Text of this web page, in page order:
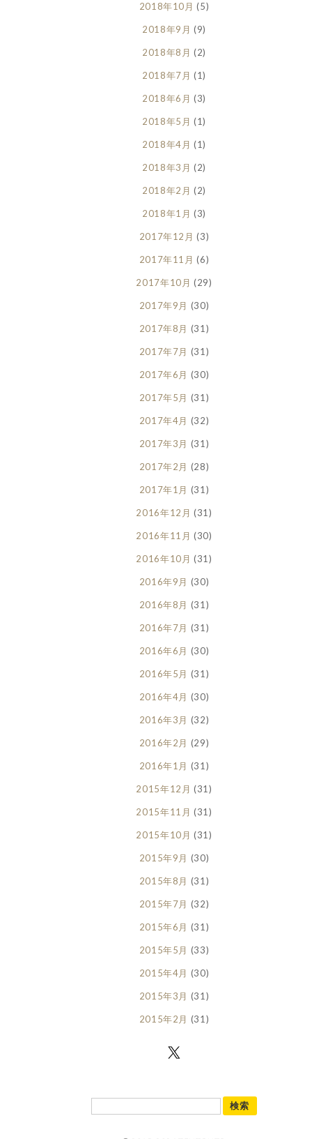
2018年10月 (5)
2018年9月 (9)
2018年8月 (2)
2018年7月 (1)
2018年6月 (3)
2018年5月 (1)
2018年4月 (1)
2018年3月 (2)
2018年2月 (2)
2018年1月 (3)
2017年12月 (3)
2017年11月 (6)
2017年10月 (29)
2017年9月 (30)
2017年8月 (31)
2017年7月 (31)
2017年6月 (30)
2017年5月 (31)
2017年4月 (32)
2017年3月 (31)
2017年2月 (28)
2017年1月 (31)
2016年12月 (31)
2016年11月 (30)
2016年10月 (31)
2016年9月 (30)
2016年8月 (31)
2016年7月 (31)
2016年6月 (30)
2016年5月 (31)
2016年4月 (30)
2016年3月 (32)
2016年2月 (29)
2016年1月 (31)
2015年12月 (31)
2015年11月 (31)
2015年10月 (31)
2015年9月 (30)
2015年8月 (31)
2015年7月 (32)
2015年6月 (31)
2015年5月 (33)
2015年4月 (30)
2015年3月 (31)
2015年2月 (31)